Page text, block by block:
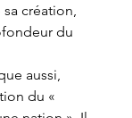
création,
du
aussi,
du «